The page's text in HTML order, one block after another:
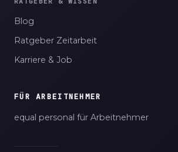
Blog
Ratgeber Zeitarbeit
Karriere & Job
FÜR ARBEITNEHMER
equal personal für Arbeitnehmer